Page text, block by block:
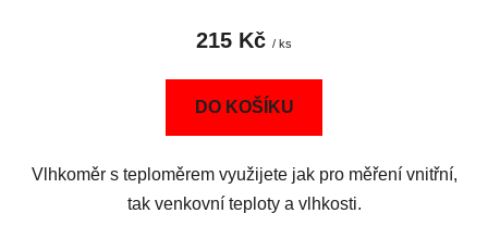
215 Kč / ks
DO KOŠÍKU
Vlhkoměr s teploměrem využijete jak pro měření vnitřní,
tak venkovní teploty a vlhkosti.